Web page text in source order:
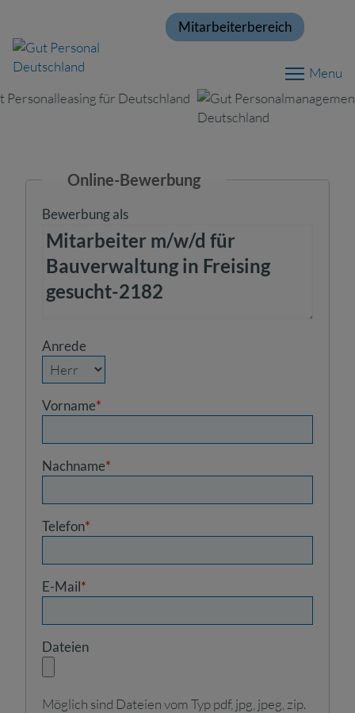
Mitarbeiterbereich
Menu
Online-Bewerbung
Bewerbung als
Anrede
Vorname*
Nachname*
Telefon*
E-Mail*
Dateien
Möglich sind Dateien vom Typ pdf, jpg, jpeg, zip.